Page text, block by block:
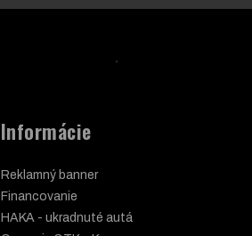
Informácie
Reklamný banner
Financovanie
HAKA - ukradnuté autá